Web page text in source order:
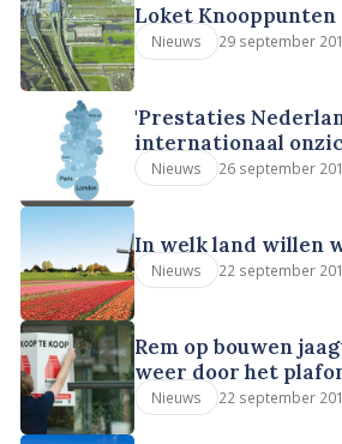
Loket
Nieuws 29 september
'Prestaties
internationaal
Nieuws 26 september
In welk land willen
Nieuws 22 september
Rem op bouwen
weer door het
Nieuws 22 september